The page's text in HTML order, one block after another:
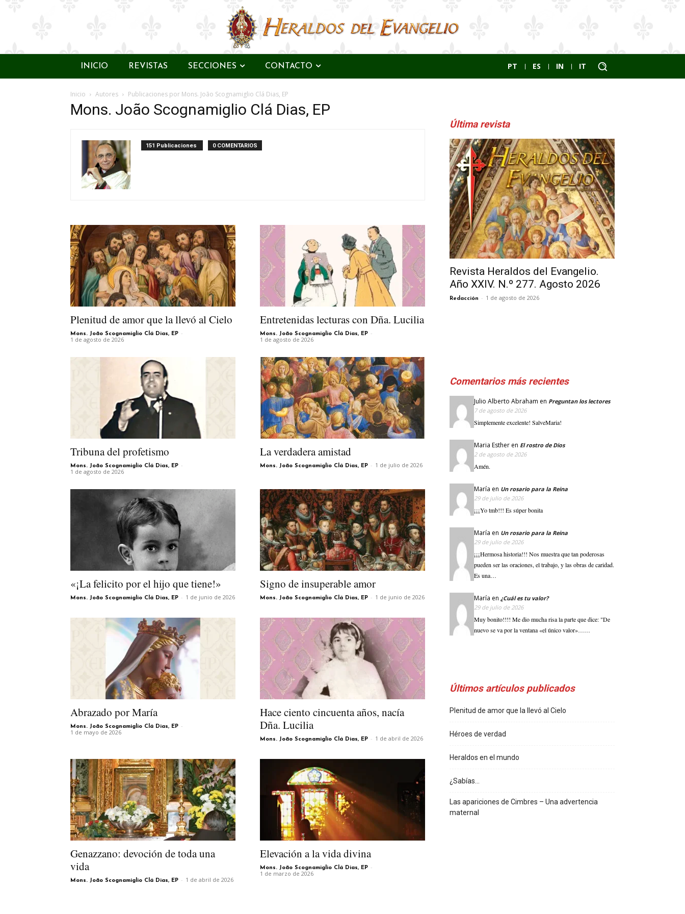
INICIO REVISTAS SECCIONES CONTACTO PT ES IN IT
Inicio Autores Publicaciones por Mons. João Scognamiglio Clá Dias, EP
Mons. João Scognamiglio Clá Dias, EP
151 Publicaciones 0 COMENTARIOS
Plenitud de amor que la llevó al Cielo
Mons. João Scognamiglio Clá Dias, EP -
1 de agosto de 2026
Entretenidas lecturas con Dña. Lucilia
Mons. João Scognamiglio Clá Dias, EP -
1 de agosto de 2026
Tribuna del profetismo
Mons. João Scognamiglio Clá Dias, EP -
1 de agosto de 2026
La verdadera amistad
Mons. João Scognamiglio Clá Dias, EP - 1 de julio de 2026
«¡La felicito por el hijo que tiene!»
Mons. João Scognamiglio Clá Dias, EP - 1 de junio de 2026
Signo de insuperable amor
Mons. João Scognamiglio Clá Dias, EP - 1 de junio de 2026
Abrazado por María
Mons. João Scognamiglio Clá Dias, EP -
1 de mayo de 2026
Hace ciento cincuenta años, nacía
Dña. Lucilia
Mons. João Scognamiglio Clá Dias, EP - 1 de abril de 2026
Genazzano: devoción de toda una
vida
Mons. João Scognamiglio Clá Dias, EP - 1 de abril de 2026
Elevación a la vida divina
Mons. João Scognamiglio Clá Dias, EP -
1 de marzo de 2026
Última revista
Revista Heraldos del Evangelio.
Año XXIV. N.º 277. Agosto 2026
Redacción - 1 de agosto de 2026
Comentarios más recientes
Julio Alberto Abraham en Preguntan los lectores
7 de agosto de 2026
Simplemente excelente! SalveMaria!
Maria Esther en El rostro de Dios
2 de agosto de 2026
Amén.
María en Un rosario para la Reina
29 de julio de 2026
¡¡¡Yo tmb!!! Es súper bonita
María en Un rosario para la Reina
29 de julio de 2026
¡¡¡Hermosa historia!!! Nos muestra que tan poderosas
pueden ser las oraciones, el trabajo, y las obras de caridad.
Es una…
María en ¿Cuál es tu valor?
29 de julio de 2026
Muy bonito!!!! Me dio mucha risa la parte que dice: "De
nuevo se va por la ventana «el único valor»……
Últimos artículos publicados
Plenitud de amor que la llevó al Cielo
Héroes de verdad
Heraldos en el mundo
¿Sabías…
Las apariciones de Cimbres – Una advertencia
maternal